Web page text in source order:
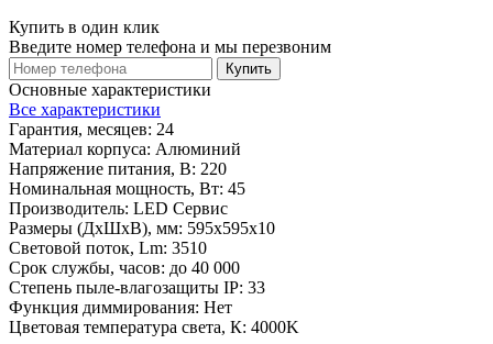
Купить в один клик
Введите номер телефона и мы перезвоним
Купить
Основные характеристики
Все характеристики
Гарантия, месяцев: 24
Материал корпуса: Алюминий
Напряжение питания, В: 220
Номинальная мощность, Вт: 45
Производитель: LED Сервис
Размеры (ДхШхВ), мм: 595х595х10
Световой поток, Lm: 3510
Срок службы, часов: до 40 000
Степень пыле-влагозащиты IP: 33
Функция диммирования: Нет
Цветовая температура света, К: 4000K